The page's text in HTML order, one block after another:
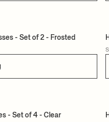
- Set of 2 - Frosted
- Set of 4 - Clear